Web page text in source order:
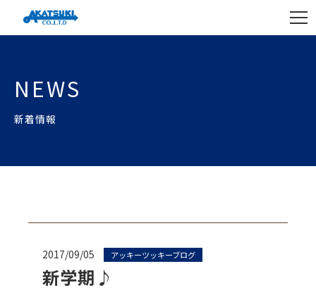
NEWS
新着情報
2017/09/05 アッキーツッキーブログ
新学期♪